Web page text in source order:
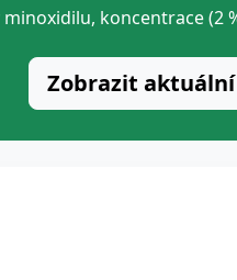
koncentrace (2
Zobrazit